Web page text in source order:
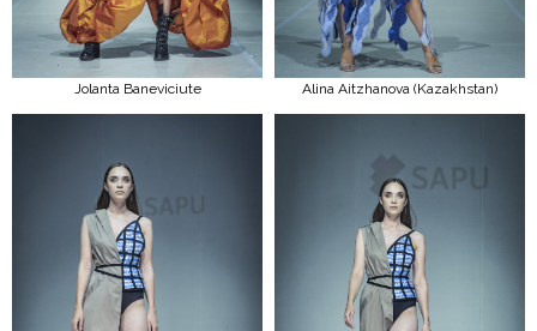
Jolanta Baneviciute Alina Aitzhanova (Kazakhstan)